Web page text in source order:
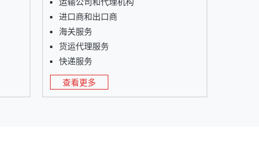
进口商和出口商
海关服务
货运代理服务
快递服务
查看更多